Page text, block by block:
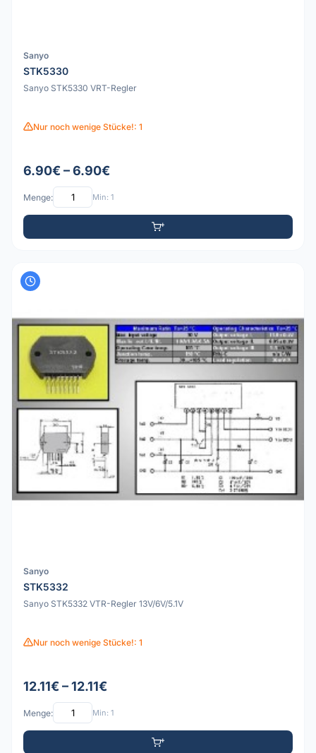
Sanyo
STK5330
Sanyo STK5330 VRT-Regler
Nur noch wenige Stücke!: 1
6.90€ – 6.90€
Menge: Min: 1
Sanyo
STK5332
Sanyo STK5332 VTR-Regler 13V/6V/5.1V
Nur noch wenige Stücke!: 1
12.11€ – 12.11€
Menge: Min: 1